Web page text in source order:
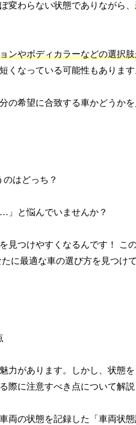
変わらない状態でありながら、
ンやボディカラーなどの選択
くなっている可能性もあります
希望に合致する車かどうかを
」と悩んでいませんか？
つけやすくなるんです！ こ
に最適な車の選び方を見つけ
があります。しかし、状態
に注意すべき点について解説
両の状態を記録した「車両状